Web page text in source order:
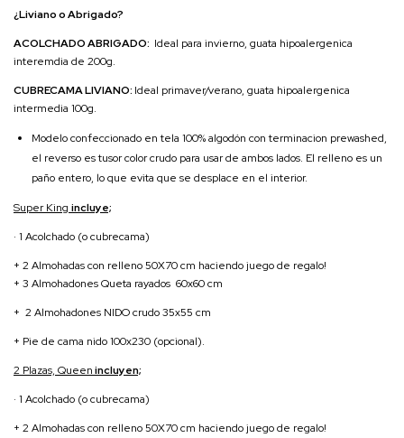
¿Liviano o Abrigado?
ACOLCHADO ABRIGADO: Ideal para invierno, guata hipoalergenica
interemdia de 200g.
CUBRECAMA LIVIANO: Ideal primaver/verano, guata hipoalergenica
intermedia 100g.
Modelo confeccionado en tela 100% algodón con terminacion prewashed,
el reverso es tusor color crudo para usar de ambos lados. El relleno es un
paño entero, lo que evita que se desplace en el interior.
Super King incluye;
· 1 Acolchado (o cubrecama)
+ 2 Almohadas con relleno 50X70 cm haciendo juego de regalo!
+ 3 Almohadones Queta rayados 60x60 cm
+ 2 Almohadones NIDO crudo 35x55 cm
+ Pie de cama nido 100x230 (opcional).
2 Plazas, Queenincluyen;
· 1 Acolchado (o cubrecama)
+ 2 Almohadas con relleno 50X70 cm haciendo juego de regalo!